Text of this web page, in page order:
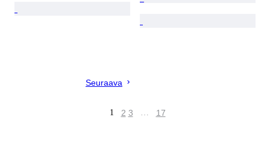
Seuraava
1 2 3 … 17